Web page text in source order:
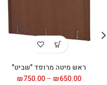
ראש מיטה מרופד "שביט"
₪650.00
–
₪750.00